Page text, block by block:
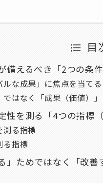
目
備えるべき「2つの条件
ルな成果」に焦点を当て
ではなく「成果（価値）
性を測る「4つの指標
測る指標
る指標
」ためではなく「改善